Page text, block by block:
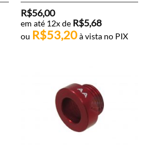
R$56,00
em até 12x de R$5,68
ou R$53,20 à vista no PIX